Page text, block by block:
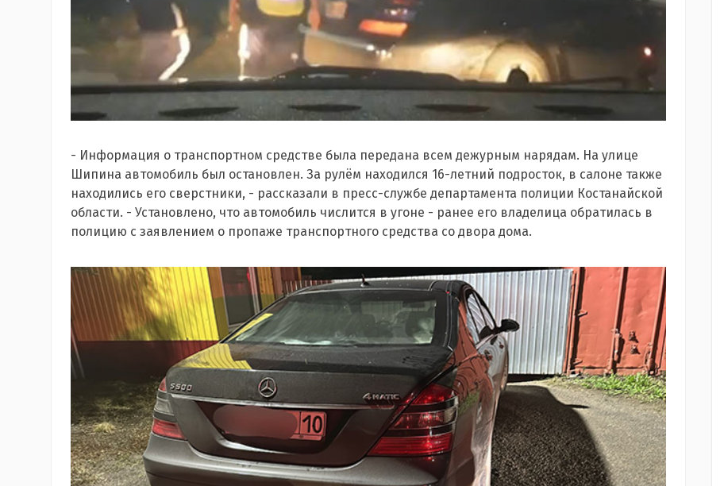
- Информация о транспортном средстве была передана всем дежурным нарядам. На улице
Шипина автомобиль был остановлен. За рулём находился 16-летний подросток, в салоне также
находились его сверстники, - рассказали в пресс-службе департамента полиции Костанайской
области. - Установлено, что автомобиль числится в угоне - ранее его владелица обратилась в
полицию с заявлением о пропаже транспортного средства со двора дома.